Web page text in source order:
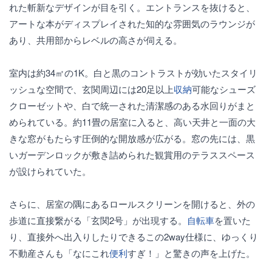
れた斬新なデザインが目を引く。エントランスを抜けると、
アートな本がディスプレイされた知的な雰囲気のラウンジが
あり、共用部からレベルの高さが伺える。
室内は約34㎡の1K。白と黒のコントラストが効いたスタイリ
ッシュな空間で、玄関周辺には20足以上収納可能なシューズ
クローゼットや、白で統一された清潔感のある水回りがまと
められている。約11畳の居室に入ると、高い天井と一面の大
きな窓がもたらす圧倒的な開放感が広がる。窓の先には、黒
いガーデンロックが敷き詰められた観賞用のテラススペース
が設けられていた。
さらに、居室の隅にあるロールスクリーンを開けると、外の
歩道に直接繋がる「玄関2号」が出現する。 自転車を置いた
り、直接外へ出入りしたりできるこの2way仕様に、ゆっくり
不動産さんも「なにこれ便利すぎ！」と驚きの声を上げた。